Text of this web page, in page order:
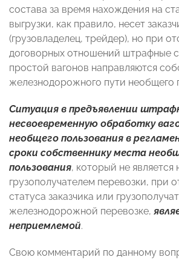
состава за время нахождения на
выгрузки, как правило, несет
(грузовладелец, трейдер), но при
договорных отношений штрафные
простой вагонов направляются
железнодорожного пути необщего
Ситуация в предъявлении
несвоевременную обработку
необщего пользования в
сроки собственнику места
пользования, который не является
грузополучателем перевозки, при
статуса заказчика или
железнодорожной перевозке,
неприемлемой.
Свою комментарий по данному